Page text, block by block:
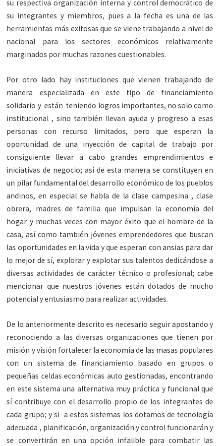
su respectiva organización interna y control democrático de
su integrantes y miembros, pues a la fecha es una de las
herramientas más exitosas que se viene trabajando a nivel de
nacional para los sectores económicos relativamente
marginados por muchas razones cuestionables.
Por otro lado hay instituciones que vienen trabajando de
manera especializada en este tipo de financiamiento
solidario y están teniendo logros importantes, no solo como
institucional , sino también llevan ayuda y progreso a esas
personas con recurso limitados, pero que esperan la
oportunidad de una inyección de capital de trabajo por
consiguiente llevar a cabo grandes emprendimientos e
iniciativas de negocio; así de esta manera se constituyen en
un pilar fundamental del desarrollo económico de los pueblos
andinos, en especial se habla de la clase campesina , clase
obrera, madres de familia que impulsan la economía del
hogar y muchas veces con mayor éxito que el hombre de la
casa, así como también jóvenes emprendedores que buscan
las oportunidades en la vida y que esperan con ansias para dar
lo mejor de sí, explorar y explotar sus talentos dedicándose a
diversas actividades de carácter técnico o profesional; cabe
mencionar que nuestros jóvenes están dotados de mucho
potencial y entusiasmo para realizar actividades.
De lo anteriormente descrito es necesario seguir apostando y
reconociendo a las diversas organizaciones que tienen por
misión y visión fortalecer la economía de las masas populares
con un sistema de financiamiento basado en grupos o
pequeñas celdas económicas auto gestionadas, encontrando
en este sistema una alternativa muy práctica y funcional que
sí contribuye con el desarrollo propio de los integrantes de
cada grupo; y si a estos sistemas los dotamos de tecnología
adecuada , planificación, organización y control funcionarán y
se convertirán en una opción infalible para combatir las